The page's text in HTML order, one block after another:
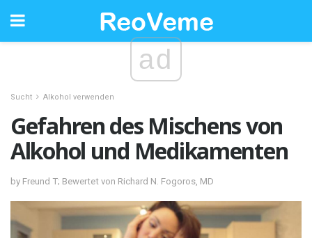
ad
Sucht Alkohol verwenden
Gefahren des Mischens von
Alkohol und Medikamenten
by Freund T; Bewertet von Richard N. Fogoros, MD